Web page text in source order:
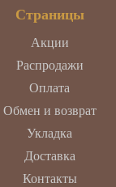
Страницы
Акции
Распродажи
Оплата
Обмен и возврат
Укладка
Доставка
Контакты